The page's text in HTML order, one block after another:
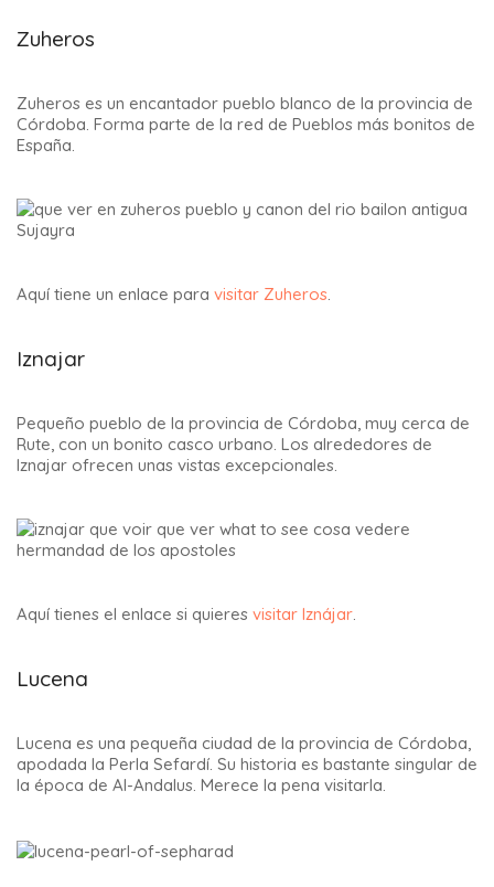
Zuheros
Zuheros es un encantador pueblo blanco de la provincia de
Córdoba. Forma parte de la red de Pueblos más bonitos de
España.
Aquí tiene un enlace para visitar Zuheros.
Iznajar
Pequeño pueblo de la provincia de Córdoba, muy cerca de
Rute, con un bonito casco urbano. Los alrededores de
Iznajar ofrecen unas vistas excepcionales.
Aquí tienes el enlace si quieres visitar Iznájar.
Lucena
Lucena es una pequeña ciudad de la provincia de Córdoba,
apodada la Perla Sefardí. Su historia es bastante singular de
la época de Al-Andalus. Merece la pena visitarla.